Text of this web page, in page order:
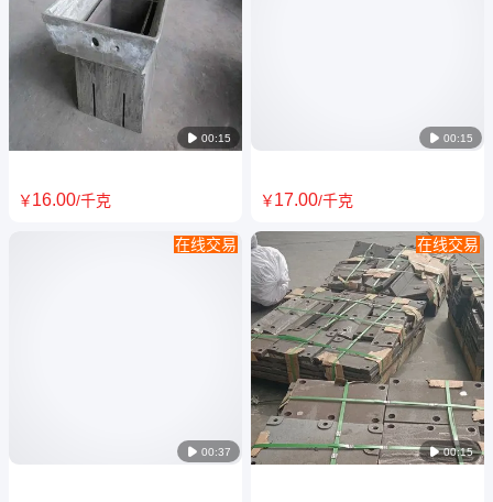
0Cr25Ni20Si2N真空热处理炉料
框 无氧化光亮退火炉料筐
 00:15
￥16.00/千克
 00:37
在线交易
 00:15
ZG30Cr25Ni12Si2NRe耐热钢
料筐 热处理料框 整体铸造工艺
按需定制
￥17.00/千克
 00:15
在线交易